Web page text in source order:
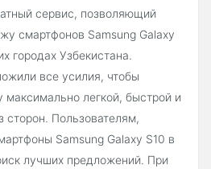
сервис, позволяющий
смартфонов Samsung Galaxy
городах Узбекистана.
все усилия, чтобы
максимально легкой, быстрой и
сторон. Пользователям,
Samsung Galaxy S10 в
лучших предложений. При